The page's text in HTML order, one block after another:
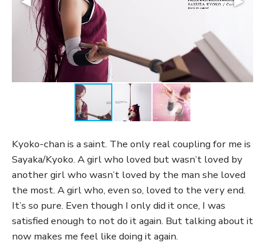
Kyoko-chan is a saint. The only real coupling for me is
Sayaka/Kyoko. A girl who loved but wasn’t loved by
another girl who wasn’t loved by the man she loved
the most. A girl who, even so, loved to the very end.
It’s so pure. Even though I only did it once, I was
satisfied enough to not do it again. But talking about it
now makes me feel like doing it again.